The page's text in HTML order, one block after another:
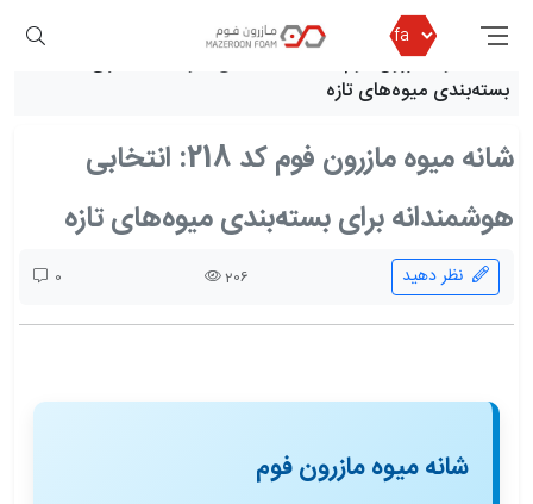
مازرون فومبلاگ مازرون فوم
بسته‌بندی میوه‌های تازه
شانه میوه مازرون فوم کد 218: انتخابی
هوشمندانه برای بسته‌بندی میوه‌های تازه
0 206 نظر دهید
شانه میوه مازرون فوم